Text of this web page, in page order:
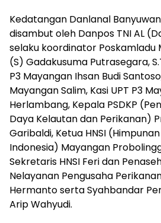
Kedatangan Danlanal
disambut oleh Danpos TNI AL
selaku koordinator Poskamladu
(S) Gadakusuma Putrasegara,
P3 Mayangan Ihsan Budi
Mayangan Salim, Kasi UPT P3
Herlambang, Kepala PSDKP
Daya Kelautan dan Perikanan)
Garibaldi, Ketua HNSI
Indonesia) Mayangan
Sekretaris HNSI Feri dan
Nelayanan Pengusaha
Hermanto serta Syahbandar
Arip Wahyudi.